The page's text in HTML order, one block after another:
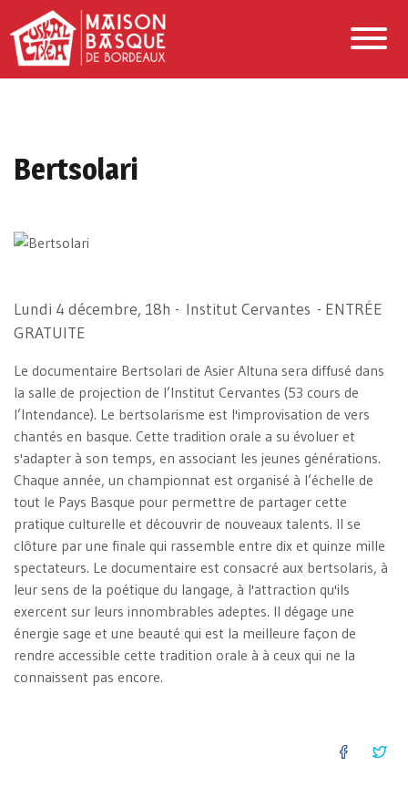
Bertsolari
Lundi 4 décembre, 18h - Institut Cervantes - ENTRÉE
GRATUITE
Le documentaire Bertsolari de Asier Altuna sera diffusé dans
la salle de projection de l’Institut Cervantes (53 cours de
l’Intendance). Le bertsolarisme est l'improvisation de vers
chantés en basque. Cette tradition orale a su évoluer et
s'adapter à son temps, en associant les jeunes générations.
Chaque année, un championnat est organisé à l’échelle de
tout le Pays Basque pour permettre de partager cette
pratique culturelle et découvrir de nouveaux talents. Il se
clôture par une finale qui rassemble entre dix et quinze mille
spectateurs. Le documentaire est consacré aux bertsolaris, à
leur sens de la poétique du langage, à l'attraction qu'ils
exercent sur leurs innombrables adeptes. Il dégage une
énergie sage et une beauté qui est la meilleure façon de
rendre accessible cette tradition orale à à ceux qui ne la
connaissent pas encore.